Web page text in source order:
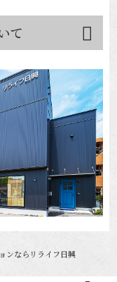
て
ンならリライフ日興